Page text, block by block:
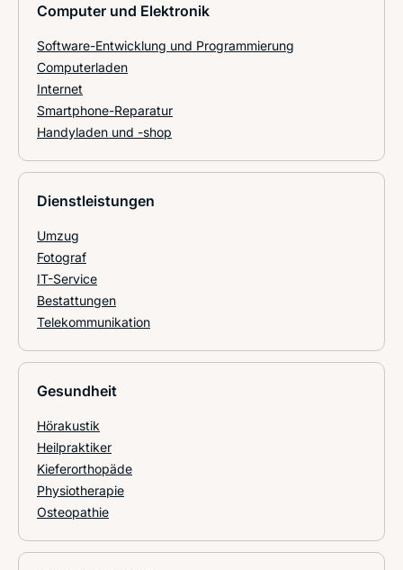
Computer und Elektronik
Software-Entwicklung und Programmierung
Computerladen
Internet
Smartphone-Reparatur
Handyladen und -shop
Dienstleistungen
Umzug
Fotograf
IT-Service
Bestattungen
Telekommunikation
Gesundheit
Hörakustik
Heilpraktiker
Kieferorthopäde
Physiotherapie
Osteopathie